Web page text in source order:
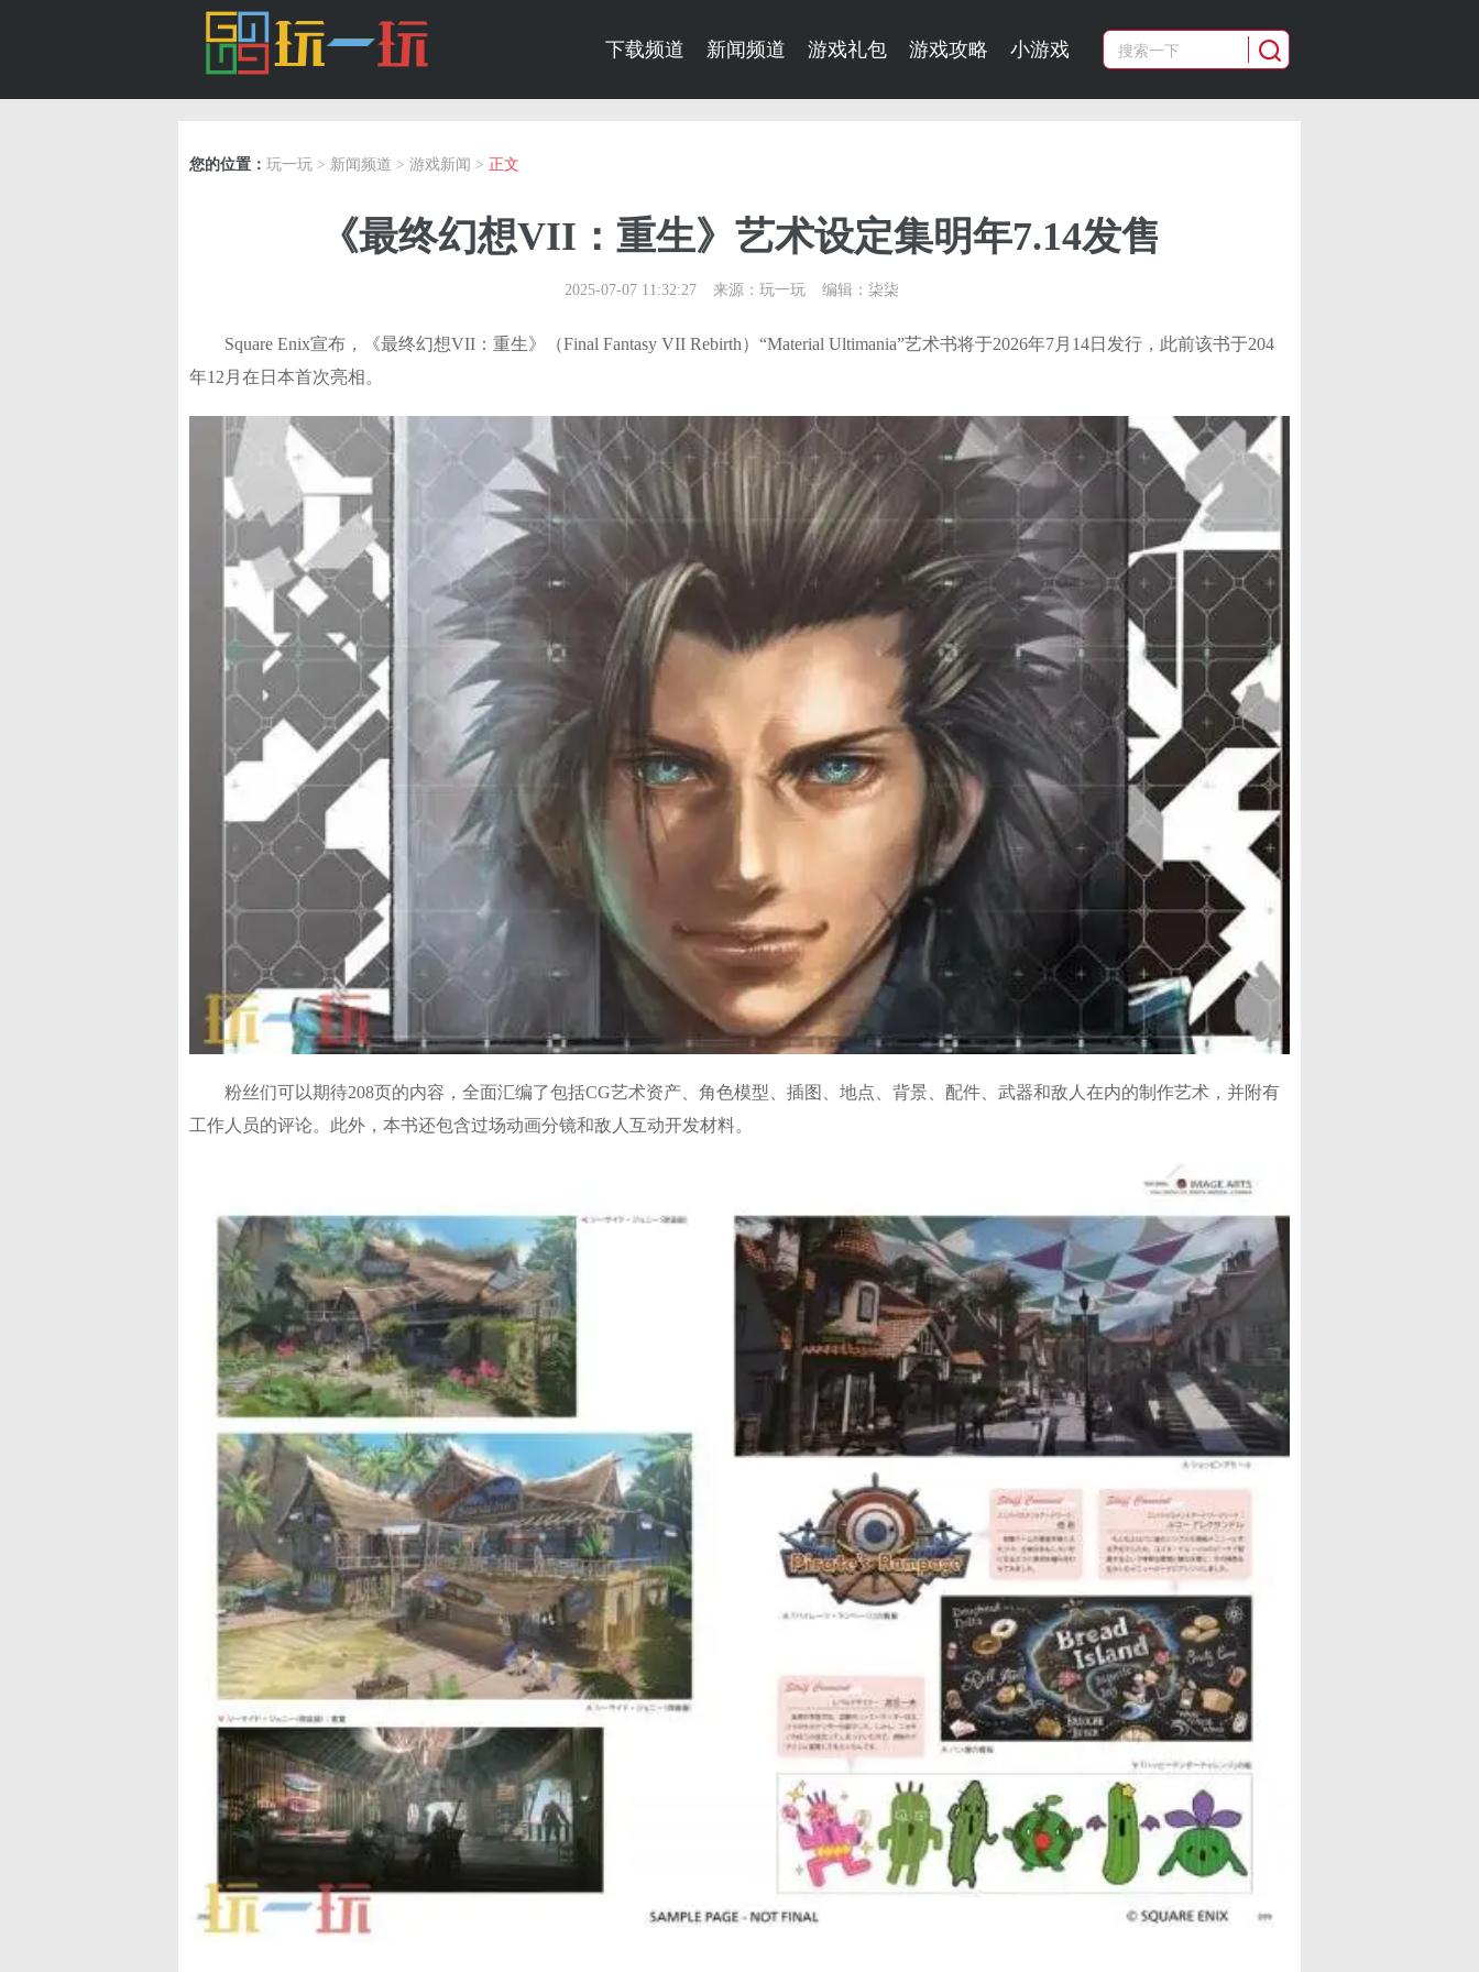
下载频道 新闻频道 游戏礼包 游戏攻略 小游戏
您的位置： 玩一玩 > 新闻频道 > 游戏新闻 > 正文
《最终幻想VII：重生》艺术设定集明年7.14发售
2025-07-07 11:32:27 来源：玩一玩 编辑：柒柒
Square Enix宣布，《最终幻想VII：重生》（Final Fantasy VII Rebirth）“Material Ultimania”艺术书将于2026年7月14日发行，此前该书于204
年12月在日本首次亮相。
粉丝们可以期待208页的内容，全面汇编了包括CG艺术资产、角色模型、插图、地点、背景、配件、武器和敌人在内的制作艺术，并附有
工作人员的评论。此外，本书还包含过场动画分镜和敌人互动开发材料。